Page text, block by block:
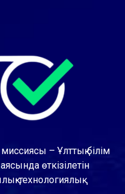
– Ұлттық білім
өткізілетін
технологиялық